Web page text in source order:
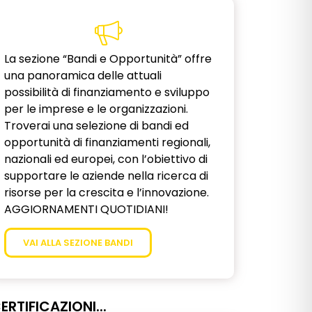
La sezione “Bandi e Opportunità” offre
una panoramica delle attuali
possibilità di finanziamento e sviluppo
per le imprese e le organizzazioni.
Troverai una selezione di bandi ed
opportunità di finanziamenti regionali,
nazionali ed europei, con l’obiettivo di
supportare le aziende nella ricerca di
risorse per la crescita e l’innovazione.
AGGIORNAMENTI QUOTIDIANI!
VAI ALLA SEZIONE BANDI